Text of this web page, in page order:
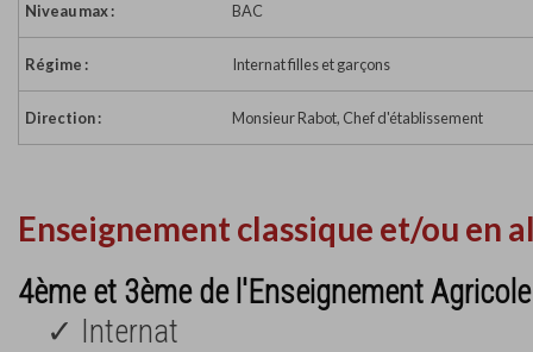
Niveau max : BAC
Régime : Internat filles et garçons
Direction : Monsieur Rabot, Chef d'établissement
Enseignement classique et/ou en
4ème et 3ème de l'Enseignement Agricole
✓ Internat